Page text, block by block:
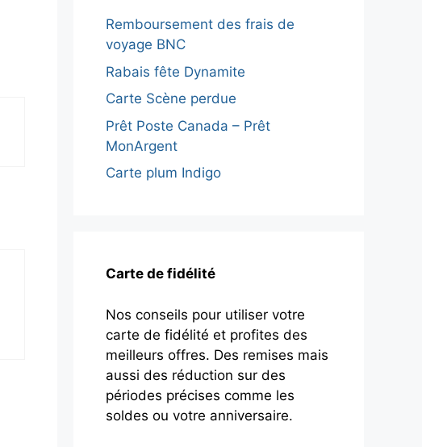
Remboursement des frais de
voyage BNC
Rabais fête Dynamite
Carte Scène perdue
Prêt Poste Canada – Prêt
MonArgent
Carte plum Indigo
Carte de fidélité
Nos conseils pour utiliser votre
carte de fidélité et profites des
meilleurs offres. Des remises mais
aussi des réduction sur des
périodes précises comme les
soldes ou votre anniversaire.